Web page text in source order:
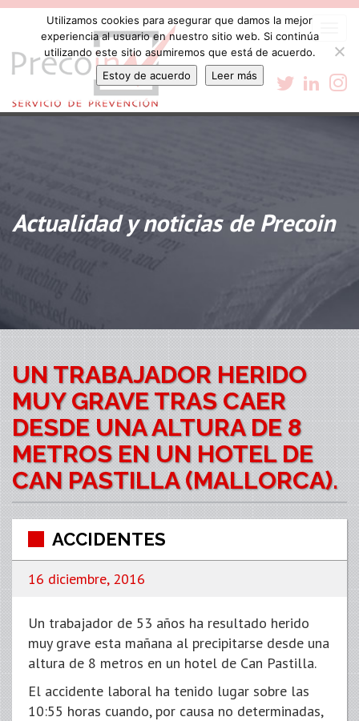
Actualidad y noticias de Precoin
UN TRABAJADOR HERIDO
MUY GRAVE TRAS CAER
DESDE UNA ALTURA DE 8
METROS EN UN HOTEL DE
CAN PASTILLA (MALLORCA).
ACCIDENTES
16 diciembre, 2016
Un trabajador de 53 años ha resultado herido
muy grave esta mañana al precipitarse desde una
altura de 8 metros en un hotel de Can Pastilla.
El accidente laboral ha tenido lugar sobre las
10:55 horas cuando, por causa no determinadas,
Utilizamos cookies para asegurar que damos la mejor
experiencia al usuario en nuestro sitio web. Si continúa
utilizando este sitio asumiremos que está de acuerdo.
Estoy de acuerdo
Leer más